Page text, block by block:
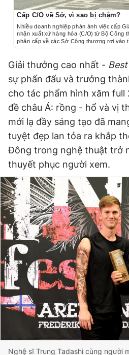
Cấp C/O về Sở, vì sao bị chậm?
Nhiều doanh nghiệp phản ánh việc cấp
nhận xuất xứ hàng hóa (C/O) từ Bộ Công
phân cấp về các Sở Công thương rơi vào
chậm xử lý hồ sơ, ảnh hưởng nhiều đến
Giải thưởng cao nhất -
sự phấn đấu và trưởng
cho tác phẩm hình xăm full
đề châu Á: rồng - hổ và vị
mới lạ đầy sáng tạo đã
tuyệt đẹp lan tỏa ra khắp
Đông trong nghệ thuật trở
thuyết phục người xem.
Nghệ sĩ Trung Tadashi cùng người